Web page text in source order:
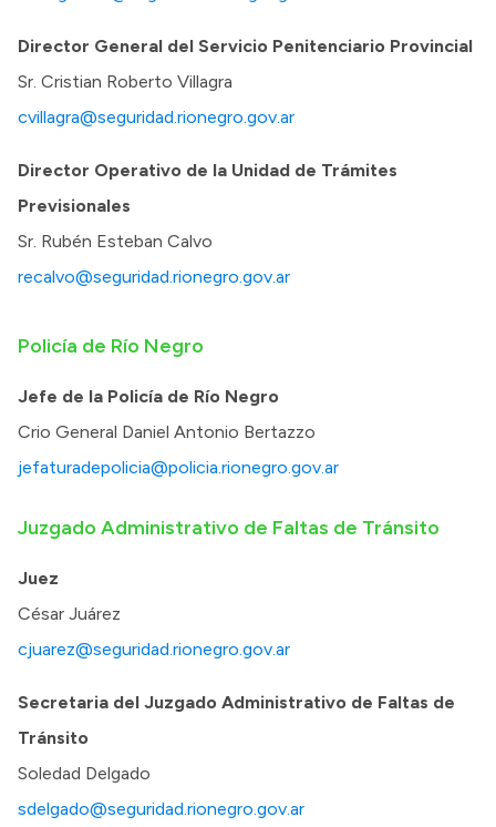
Director General del Servicio Penitenciario Provincial
Sr. Cristian Roberto Villagra
cvillagra@seguridad.rionegro.gov.ar
Director Operativo de la Unidad de Trámites
Previsionales
Sr. Rubén Esteban Calvo
recalvo@seguridad.rionegro.gov.ar
Policía de Río Negro
Jefe de la Policía de Río Negro
Crio General Daniel Antonio Bertazzo
jefaturadepolicia@policia.rionegro.gov.ar
Juzgado Administrativo de Faltas de Tránsito
Juez
César Juárez
cjuarez@seguridad.rionegro.gov.ar
Secretaria del Juzgado Administrativo de Faltas de
Tránsito
Soledad Delgado
sdelgado@seguridad.rionegro.gov.ar